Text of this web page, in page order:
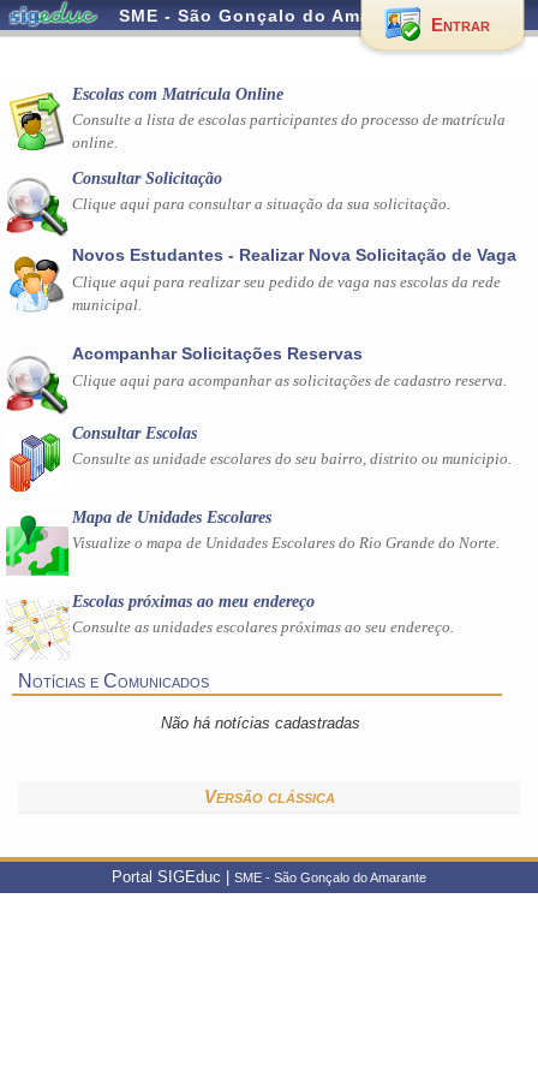
SME - São Gonçalo do Amarante Entrar
Escolas com Matrícula Online
Consulte a lista de escolas participantes do processo de matrícula
online.
Consultar Solicitação
Clique aqui para consultar a situação da sua solicitação.
Novos Estudantes - Realizar Nova Solicitação de Vaga
Clique aqui para realizar seu pedido de vaga nas escolas da rede
municipal.
Acompanhar Solicitações Reservas
Clique aqui para acompanhar as solicitações de cadastro reserva.
Consultar Escolas
Consulte as unidade escolares do seu bairro, distrito ou municipio.
Mapa de Unidades Escolares
Visualize o mapa de Unidades Escolares do Rio Grande do Norte.
Escolas próximas ao meu endereço
Consulte as unidades escolares próximas ao seu endereço.
Notícias e Comunicados
Não há notícias cadastradas
Versão clássica
Portal SIGEduc | SME - São Gonçalo do Amarante